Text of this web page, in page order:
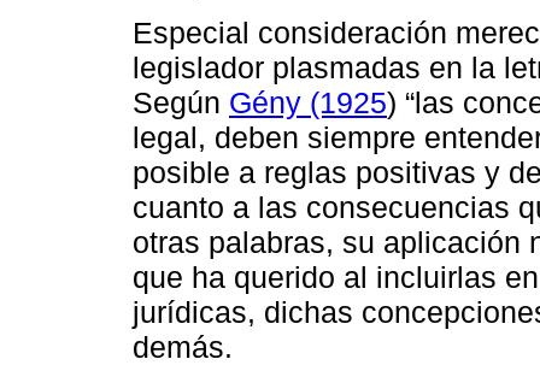
Especial consideración
legislador plasmadas en la
Según Gény (1925) “las
legal, deben siempre
posible a reglas positivas y
cuanto a las consecuencias
otras palabras, su aplicación
que ha querido al incluirlas
jurídicas, dichas
demás.